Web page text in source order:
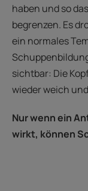
haben und so
begrenzen. Es
ein normales
sichtbar: Die
wieder weich
Nur wenn ein
wirkt, können